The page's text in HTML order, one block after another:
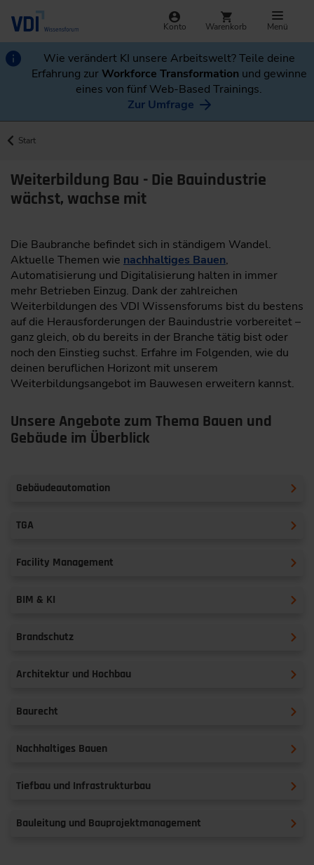
Konto Warenkorb Menü
Wie verändert KI unsere Arbeitswelt? Teile deine
Erfahrung zurWorkforce Transformation und gewinne
eines von fünf Web-Based Trainings.
Zur Umfrage
Start
Weiterbildung Bau - Die Bauindustrie
wächst, wachse mit
Die Baubranche befindet sich in ständigem Wandel.
Aktuelle Themen wie nachhaltiges Bauen,
Automatisierung und Digitalisierung halten in immer
mehr Betrieben Einzug. Dank der zahlreichen
Weiterbildungen des VDI Wissensforums bist du bestens
auf die Herausforderungen der Bauindustrie vorbereitet –
ganz gleich, ob du bereits in der Branche tätig bist oder
noch den Einstieg suchst. Erfahre im Folgenden, wie du
deinen beruflichen Horizont mit unserem
Weiterbildungsangebot im Bauwesen erweitern kannst.
Unsere Angebote zum Thema Bauen und
Gebäude im Überblick
Gebäudeautomation
TGA
Facility Management
BIM & KI
Brandschutz
Architektur und Hochbau
Baurecht
Nachhaltiges Bauen
Tiefbau und Infrastrukturbau
Bauleitung und Bauprojektmanagement